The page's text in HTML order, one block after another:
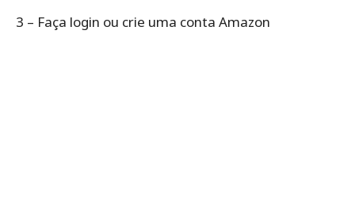
3 – Faça login ou crie uma conta Amazon